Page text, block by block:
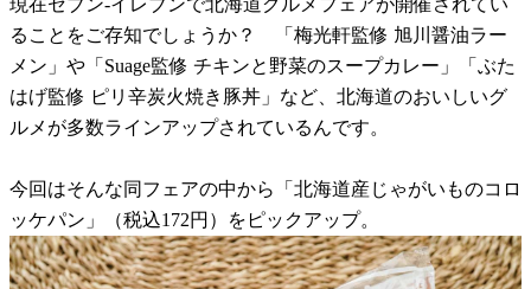
ることをご存知でしょうか？ 「梅光軒監修 旭川醤油ラー
メン」や「Suage監修 チキンと野菜のスープカレー」「ぶた
はげ監修 ピリ辛炭火焼き豚丼」など、北海道のおいしいグ
ルメが多数ラインアップされているんです。
今回はそんな同フェアの中から「北海道産じゃがいものコロ
ッケパン」（税込172円）をピックアップ。